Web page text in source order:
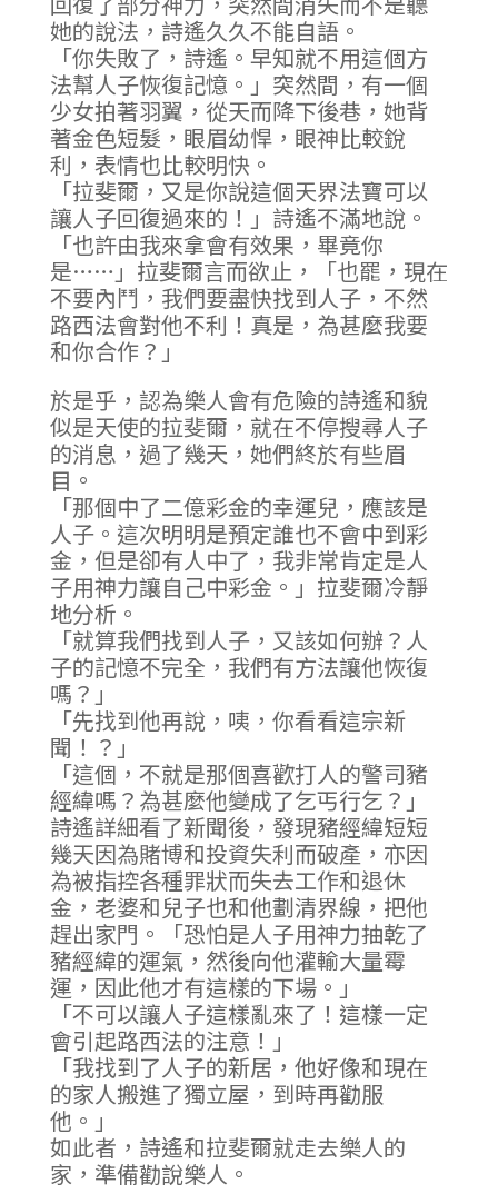
她的說法，詩遙久久不能自語。
「你失敗了，詩遙。早知就不用這個方
法幫人子恢復記憶。」突然間，有一個
少女拍著羽翼，從天而降下後巷，她背
著金色短髮，眼眉幼悍，眼神比較銳
利，表情也比較明快。
「拉斐爾，又是你說這個天界法寶可以
讓人子回復過來的！」詩遙不滿地說。
「也許由我來拿會有效果，畢竟你
是……」拉斐爾言而欲止，「也罷，現在
不要內鬥，我們要盡快找到人子，不然
路西法會對他不利！真是，為甚麼我要
和你合作？」
於是乎，認為樂人會有危險的詩遙和貌
似是天使的拉斐爾，就在不停搜尋人子
的消息，過了幾天，她們終於有些眉
目。
「那個中了二億彩金的幸運兒，應該是
人子。這次明明是預定誰也不會中到彩
金，但是卻有人中了，我非常肯定是人
子用神力讓自己中彩金。」拉斐爾冷靜
地分析。
「就算我們找到人子，又該如何辦？人
子的記憶不完全，我們有方法讓他恢復
嗎？」
「先找到他再說，咦，你看看這宗新
聞！？」
「這個，不就是那個喜歡打人的警司豬
經緯嗎？為甚麼他變成了乞丐行乞？」
詩遙詳細看了新聞後，發現豬經緯短短
幾天因為賭博和投資失利而破產，亦因
為被指控各種罪狀而失去工作和退休
金，老婆和兒子也和他劃清界線，把他
趕出家門。「恐怕是人子用神力抽乾了
豬經緯的運氣，然後向他灌輸大量霉
運，因此他才有這樣的下場。」
「不可以讓人子這樣亂來了！這樣一定
會引起路西法的注意！」
「我找到了人子的新居，他好像和現在
的家人搬進了獨立屋，到時再勸服
他。」
如此者，詩遙和拉斐爾就走去樂人的
家，準備勸說樂人。